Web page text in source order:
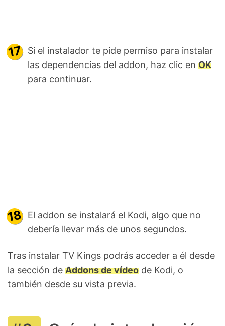
Si el instalador te pide permiso para instalar
las dependencias del addon, haz clic en OK
para continuar.
El addon se instalará el Kodi, algo que no
debería llevar más de unos segundos.
Tras instalar TV Kings podrás acceder a él desde
la sección de Addons de vídeo de Kodi, o
también desde su vista previa.